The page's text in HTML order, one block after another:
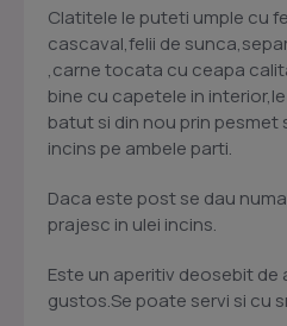
Clatitele le puteti umple cu
cascaval,felii de
,carne tocata cu ceapa
bine cu capetele in
batut si din nou prin pesmet
incins pe ambele parti.
Daca este post se dau
prajesc in ulei incins.
Este un aperitiv deosebit
gustos.Se poate servi si cu